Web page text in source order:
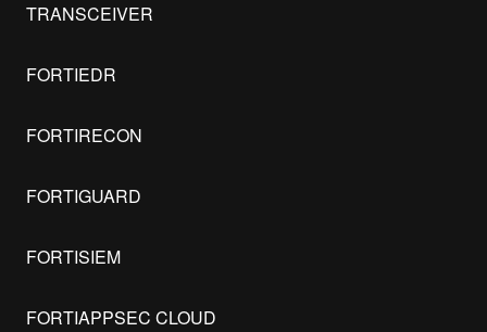
TRANSCEIVER
FORTIEDR
FORTIRECON
FORTIGUARD
FORTISIEM
FORTIAPPSEC CLOUD